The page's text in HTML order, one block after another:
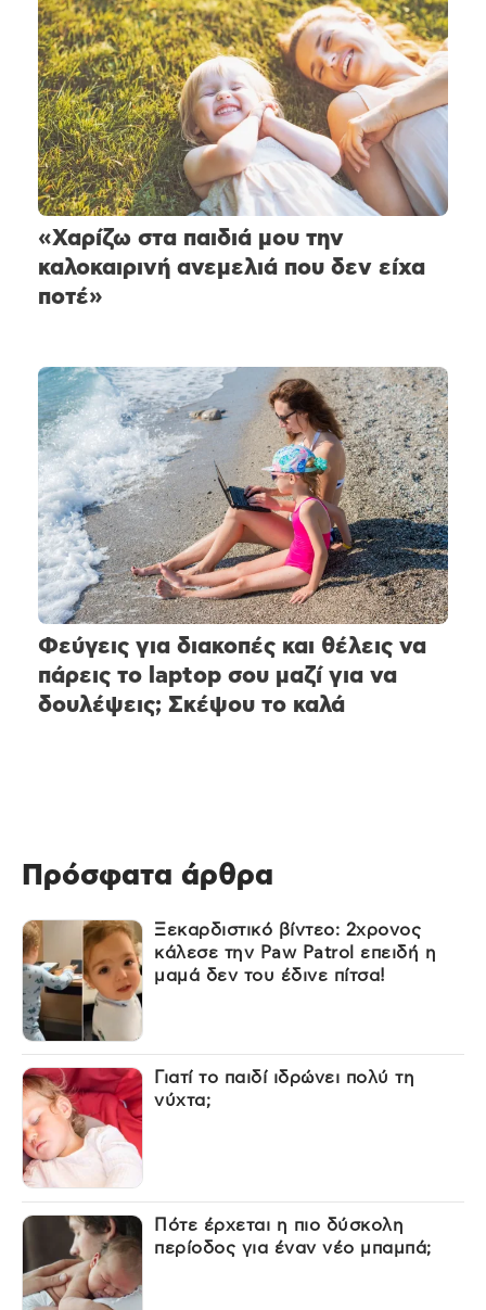
«Χαρίζω στα παιδιά μου την
καλοκαιρινή ανεμελιά που δεν είχα
ποτέ»
Φεύγεις για διακοπές και θέλεις να
πάρεις το laptop σου μαζί για να
δουλέψεις; Σκέψου το καλά
Πρόσφατα άρθρα
Ξεκαρδιστικό βίντεο: 2χρονος
κάλεσε την Paw Patrol επειδή η
μαμά δεν του έδινε πίτσα!
Γιατί το παιδί ιδρώνει πολύ τη
νύχτα;
Πότε έρχεται η πιο δύσκολη
περίοδος για έναν νέο μπαμπά;